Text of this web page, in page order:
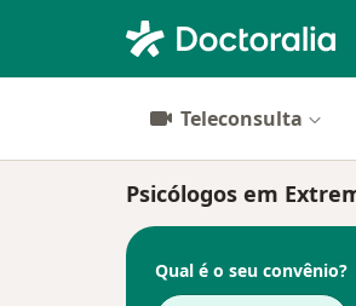
Teleconsulta
Psicólogos em
Qual é o seu convênio?